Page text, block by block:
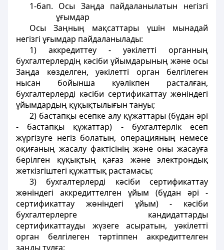
1-бап. Осы Заңда пайдаланылатын негізгі
ұғымдар
Осы Заңның мақсаттары үшін мынадай
негізгі ұғымдар пайдаланылады:
1) аккредиттеу - уәкілетті органның
бухгалтерлердің кәсіби ұйымдарының және осы
Заңда көзделген, уәкілетті орган белгілеген
нысан бойынша куәлікпен расталған,
бухгалтерлерді кәсіби сертификаттау жөніндегі
ұйымдардың құқықтылығын тануы;
2) бастапқы есепке алу құжаттары (бұдан әрі
- бастапқы құжаттар) - бухгалтерлік есеп
жүргізуге негіз болатын, операцияның немесе
оқиғаның жасалу фактісінің және оны жасауға
берілген құқықтың қағаз және электрондық
жеткізгіштегі құжаттық растамасы;
3) бухгалтерлерді кәсіби сертификаттау
жөніндегі аккредиттелген ұйым (бұдан әрі -
сертификаттау жөніндегі ұйым) - кәсіби
бухгалтерлерге кандидаттарды
сертификаттауды жүзеге асыратын, уәкілетті
орган белгілеген тәртіппен аккредиттелген
заңды тұлға;